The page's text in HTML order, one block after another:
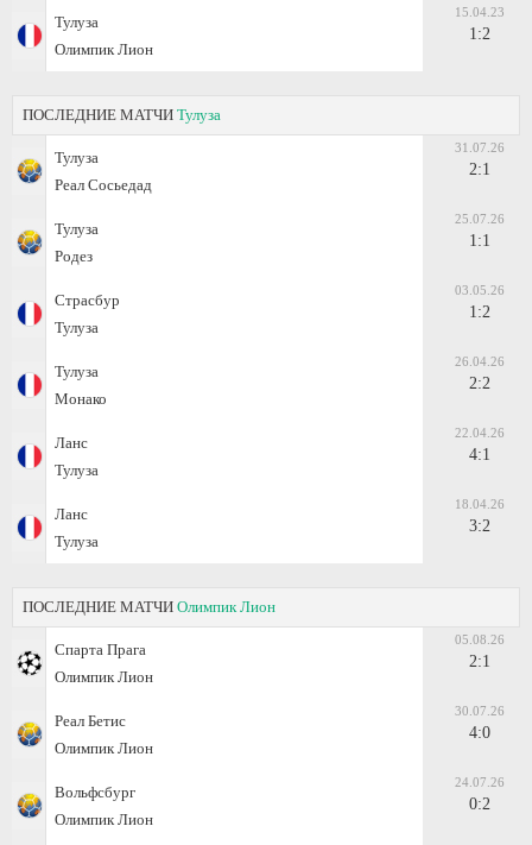
Тулуза
Олимпик Лион
15.04.23
1:2
ПОСЛЕДНИЕ МАТЧИ Тулуза
Тулуза
Реал Сосьедад
31.07.26
2:1
Тулуза
Родез
25.07.26
1:1
Страсбур
Тулуза
03.05.26
1:2
Тулуза
Монако
26.04.26
2:2
Ланс
Тулуза
22.04.26
4:1
Ланс
Тулуза
18.04.26
3:2
ПОСЛЕДНИЕ МАТЧИ Олимпик Лион
Спарта Прага
Олимпик Лион
05.08.26
2:1
Реал Бетис
Олимпик Лион
30.07.26
4:0
Вольфсбург
Олимпик Лион
24.07.26
0:2